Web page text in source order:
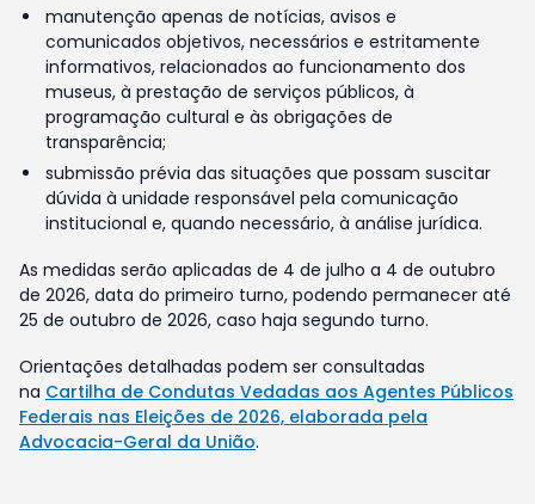
manutenção apenas de notícias, avisos e
comunicados objetivos, necessários e estritamente
informativos, relacionados ao funcionamento dos
museus, à prestação de serviços públicos, à
programação cultural e às obrigações de
transparência;
submissão prévia das situações que possam suscitar
dúvida à unidade responsável pela comunicação
institucional e, quando necessário, à análise jurídica.
As medidas serão aplicadas de 4 de julho a 4 de outubro
de 2026, data do primeiro turno, podendo permanecer até
25 de outubro de 2026, caso haja segundo turno.
Orientações detalhadas podem ser consultadas
na Cartilha de Condutas Vedadas aos Agentes Públicos
Federais nas Eleições de 2026, elaborada pela
Advocacia-Geral da União.